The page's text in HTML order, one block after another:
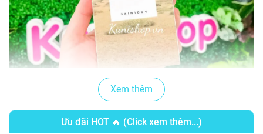
Xem thêm
Ưu đãi HOT 🔥 (Click xem thêm...)